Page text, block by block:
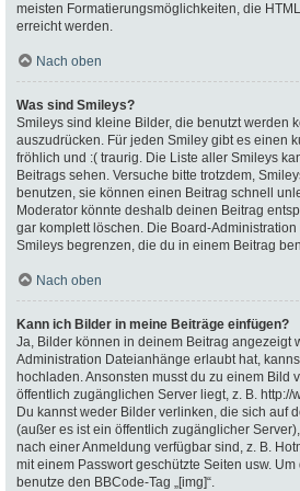
meisten Formatierungsmöglichkeiten, die
erreicht werden.
Nach oben
Was sind Smileys?
Smileys sind kleine Bilder, die benutzt werden
auszudrücken. Für jeden Smiley gibt es einen
fröhlich und :( traurig. Die Liste aller Smileys
Beitrags sehen. Versuche bitte trotzdem,
benutzen, sie können einen Beitrag schnell
Moderator könnte deshalb deinen Beitrag
gar komplett löschen. Die Board-
Smileys begrenzen, die du in einem Beitrag
Nach oben
Kann ich Bilder in meine Beiträge einfügen?
Ja, Bilder können in deinem Beitrag angezeigt
Administration Dateianhänge erlaubt hat,
hochladen. Ansonsten musst du zu einem Bild
öffentlich zugänglichen Server liegt, z. B. http://
Du kannst weder Bilder verlinken, die sich auf
(außer es ist ein öffentlich zugänglicher
nach einer Anmeldung verfügbar sind, z. B.
mit einem Passwort geschützte Seiten usw.
benutze den BBCode-Tag „[img]“.